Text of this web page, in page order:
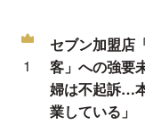
セブン加盟店
客」への強要
婦は不起訴…
業している」